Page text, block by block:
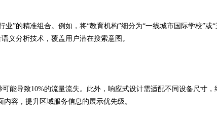
”的精准组合。例如，将“教育机构”细分为“一线城市国际学校”或“
义分析技术，覆盖用户潜在搜索意图。
能导致10%的流量流失。此外，响应式设计需适配不同设备尺寸，
容，提升区域服务信息的展示优先级。